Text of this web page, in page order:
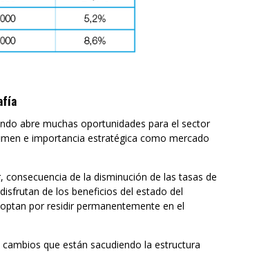
abre muchas oportunidades para el sector
e importancia estratégica como mercado
de la disminución de las tasas de
de los beneficios del estado del
por residir permanentemente en el
que están sacudiendo la estructura